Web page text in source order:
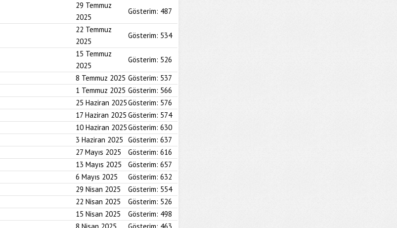
29 Temmuz
2025
Gösterim: 487
22 Temmuz
2025
Gösterim: 534
15 Temmuz
2025
Gösterim: 526
8 Temmuz 2025 Gösterim: 537
1 Temmuz 2025 Gösterim: 566
25 Haziran 2025Gösterim: 576
17 Haziran 2025 Gösterim: 574
10 Haziran 2025Gösterim: 630
3 Haziran 2025 Gösterim: 637
27 Mayıs 2025 Gösterim: 616
13 Mayıs 2025 Gösterim: 657
6 Mayıs 2025 Gösterim: 632
29 Nisan 2025 Gösterim: 554
22 Nisan 2025 Gösterim: 526
15 Nisan 2025 Gösterim: 498